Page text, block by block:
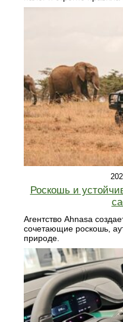
Роскошь и
Агентство Ahnasa
сочетающие роскошь,
природе.